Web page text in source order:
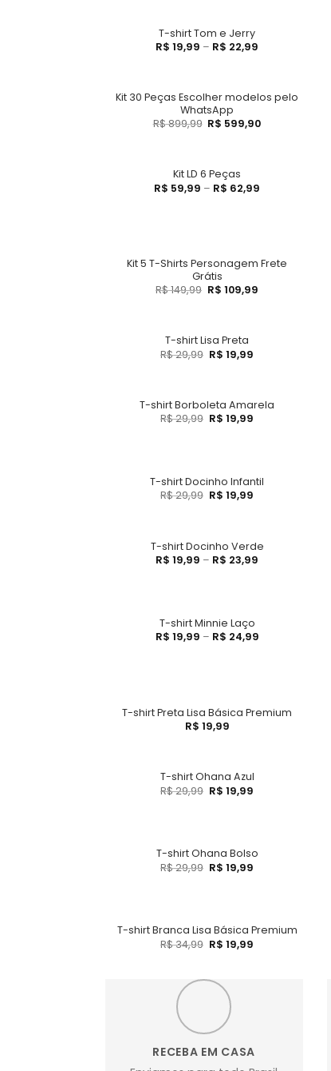
T-shirt Tom e Jerry
R$ 19,99 – R$ 22,99
Kit 30 Peças Escolher modelos pelo
WhatsApp
R$899,99 R$ 599,90
Kit LD 6 Peças
R$ 59,99 – R$ 62,99
Kit 5 T-Shirts Personagem Frete
Grátis
R$149,99 R$ 109,99
T-shirt Lisa Preta
R$29,99 R$ 19,99
T-shirt Borboleta Amarela
R$29,99 R$ 19,99
T-shirt Docinho Infantil
R$29,99 R$ 19,99
T-shirt Docinho Verde
R$ 19,99 – R$ 23,99
T-shirt Minnie Laço
R$ 19,99 – R$ 24,99
T-shirt Preta Lisa Básica Premium
R$ 19,99
T-shirt Ohana Azul
R$29,99 R$ 19,99
T-shirt Ohana Bolso
R$29,99 R$ 19,99
T-shirt Branca Lisa Básica Premium
R$34,99 R$ 19,99
RECEBA EM CASA